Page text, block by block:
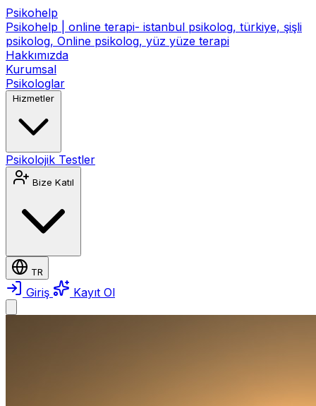
Psikohelp
Psikohelp | online terapi- istanbul psikolog, türkiye, şişli
psikolog, Online psikolog, yüz yüze terapi
Hakkımızda
Kurumsal
Psikologlar
Hizmetler
Psikolojik Testler
Bize Katıl
TR
Giriş Kayıt Ol